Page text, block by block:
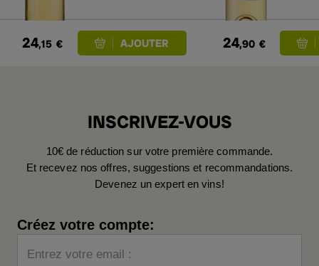
24,15 € 24,90 €
INSCRIVEZ-VOUS
10€ de réduction sur votre première commande.
Et recevez nos offres, suggestions et recommandations.
Devenez un expert en vins!
Créez votre compte:
Entrez votre email :